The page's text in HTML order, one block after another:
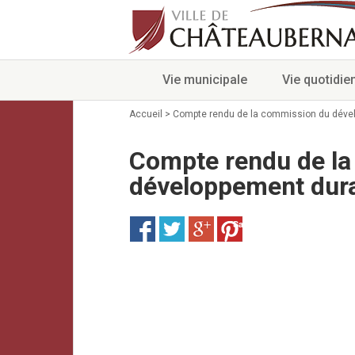
Vie municipale Vie
Accueil > Compte rendu de la commission du
Compte rendu de
développement
Save